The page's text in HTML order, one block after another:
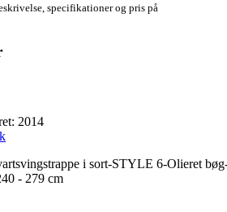
specifikationer og pris på
2014
i sort-STYLE 6-Olieret
- 279 cm